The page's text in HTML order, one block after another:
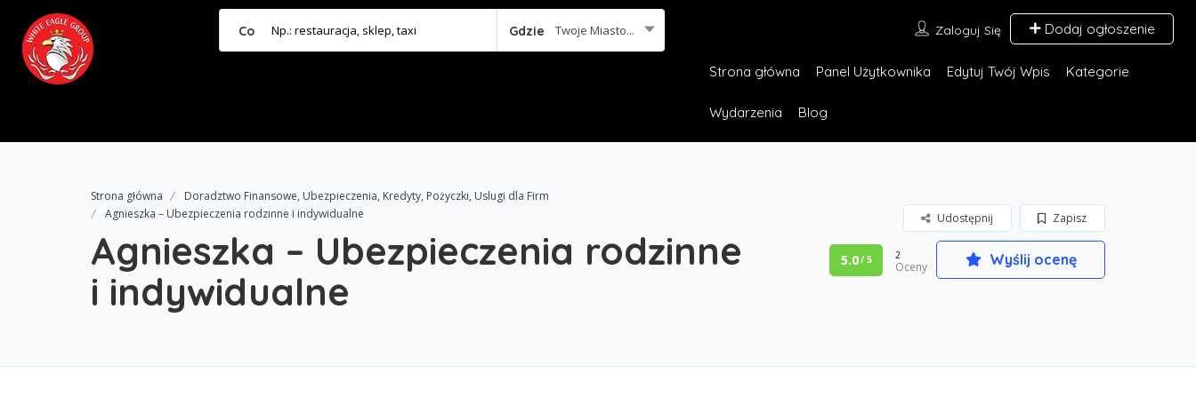
Co Gdzie Twoje Miasto... Zaloguj Się Dodaj ogłoszenie
Strona główna Panel Użytkownika Edytuj Twój Wpis Kategorie
Wydarzenia Blog
Strona główna
Doradztwo Finansowe, Ubezpieczenia, Kredyty, Pożyczki, Uslugi dla Firm
Agnieszka – Ubezpieczenia rodzinne i indywidualne
Agnieszka – Ubezpieczenia rodzinne
i indywidualne
Zapisz
Udostępnij
5.0/ 5 2
Oceny Wyślij ocenę